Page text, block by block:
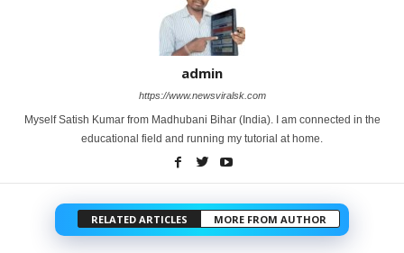
admin
https://www.newsviralsk.com
Myself Satish Kumar from Madhubani Bihar (India). I am connected in the
educational field and running my tutorial at home.
RELATED ARTICLES MORE FROM AUTHOR